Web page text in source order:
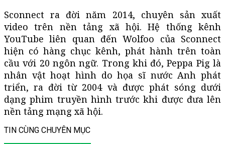
Sconnect ra đời năm 2014, chuyên sản xuất
video trên nền tảng xã hội. Hệ thống kênh
YouTube liên quan đến Wolfoo của Sconnect
hiện có hàng chục kênh, phát hành trên toàn
cầu với 20 ngôn ngữ. Trong khi đó, Peppa Pig là
nhân vật hoạt hình do họa sĩ nước Anh phát
triển, ra đời từ 2004 và được phát sóng dưới
dạng phim truyền hình trước khi được đưa lên
nền tảng mạng xã hội.
TIN CÙNG CHUYÊN MỤC